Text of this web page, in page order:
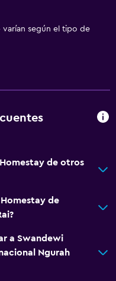
según el tipo de
de otros
de
a Swandewi
Ngurah